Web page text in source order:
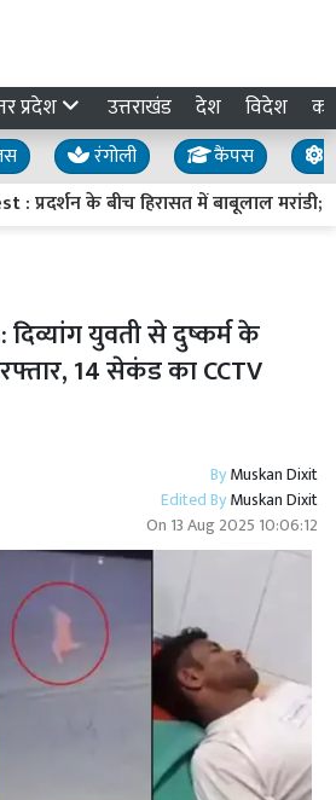
प्रदेश उत्तराखंड देश विदेश
रंगोली कैंपस
: प्रदर्शन के बीच हिरासत में बाबूलाल मरांडी;
युवती से दुष्कर्म के
14 सेकंड का CCTV
ByMuskan Dixit
Edited ByMuskan Dixit
On 13 Aug 2025 10:06:12